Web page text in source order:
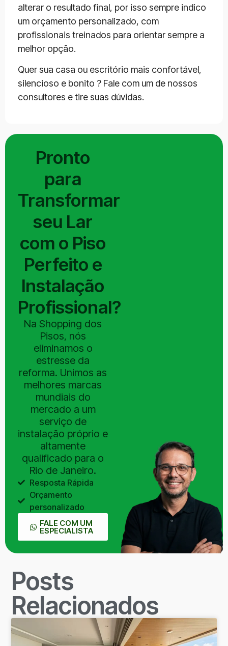
alterar o resultado final, por isso sempre indico
um orçamento personalizado, com
profissionais treinados para orientar sempre a
melhor opção.
Quer sua casa ou escritório mais confortável,
silencioso e bonito ? Fale com um de nossos
consultores e tire suas dúvidas.
Pronto
para
Transformar
seu Lar
com o Piso
Perfeito e
Instalação
Profissional?
Na Shopping dos
Pisos, nós
eliminamos o
estresse da
reforma. Unimos as
melhores marcas
mundiais do
mercado a um
serviço de
instalação próprio e
altamente
qualificado para o
Rio de Janeiro.
Resposta Rápida
Orçamento
personalizado
FALE COM UM
ESPECIALISTA
Posts
Relacionados